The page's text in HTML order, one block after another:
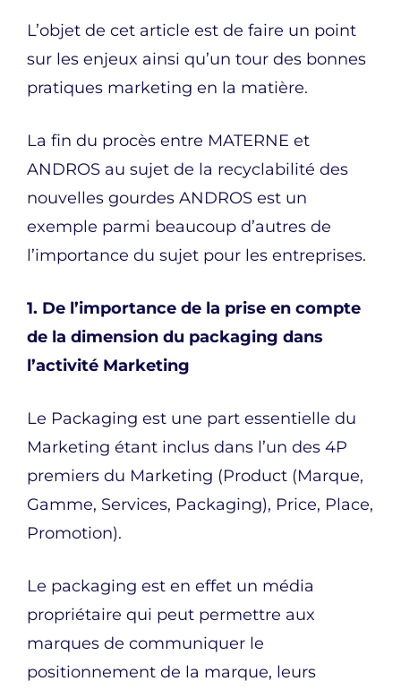
L’objet de cet article est de faire un point
sur les enjeux ainsi qu’un tour des bonnes
pratiques marketing en la matière.
La fin du procès entre MATERNE et
ANDROS au sujet de la recyclabilité des
nouvelles gourdes ANDROS est un
exemple parmi beaucoup d’autres de
l’importance du sujet pour les entreprises.
1. De l’importance de la prise en compte
de la dimension du packaging dans
l’activité Marketing
Le Packaging est une part essentielle du
Marketing étant inclus dans l’un des 4P
premiers du Marketing (Product (Marque,
Gamme, Services, Packaging), Price, Place,
Promotion).
Le packaging est en effet un média
propriétaire qui peut permettre aux
marques de communiquer le
positionnement de la marque, leurs